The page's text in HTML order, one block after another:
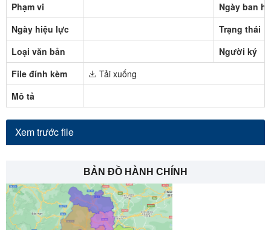
Phạm vi
Ngày ban
Ngày hiệu lực
Trạng thái
Loại văn bản
Người ký
File đính kèm
Tải xuống
Mô tả
Xem trước file
BẢN ĐỒ HÀNH CHÍNH